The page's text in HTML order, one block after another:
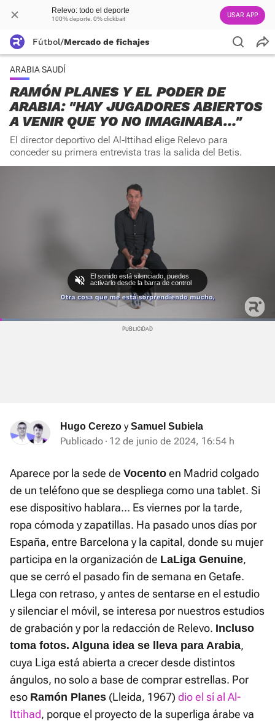
Relevo: todo el deporte
100% deporte. 0% clickbait USAR APP
Fútbol/Mercado de fichajes
ARABIA SAUDÍ
RAMÓN PLANES Y EL PODER DE
ARABIA: "HAY JUGADORES ABIERTOS
A VENIR QUE YO NO IMAGINABA…"
El director deportivo del Al-Ittihad elige Relevo para
conceder su primera entrevista tras la salida del Betis.
/ Duration
2:46
Loaded
El sonido está silenciado, puedes
activarlo desde la barra de control
Hugo Cerezo ySamuel Subiela
Publicado 12 de junio de 2024, 16:54 h
Aparece por la sede de Vocento en Madrid colgado
de un teléfono que se despliega como una tablet. Si
ese dispositivo hablara... Es viernes por la tarde,
ropa cómoda y zapatillas. Ha pasado unos días por
España, entre Barcelona y la capital, donde su mujer
participa en la organización de LaLiga Genuine,
que se cerró el pasado fin de semana en Getafe.
Llega con retraso, y antes de sentarse en el estudio
y silenciar el móvil, se interesa por nuestros estudios
de grabación y por la redacción de Relevo. Incluso
toma fotos. Alguna idea se lleva para Arabia,
cuya Liga está abierta a crecer desde distintos
ángulos, no solo a base de comprar estrellas. Por
eso Ramón Planes (Lleida, 1967) dio el sí al Al-
Ittihad, porque el proyecto de la superliga árabe va